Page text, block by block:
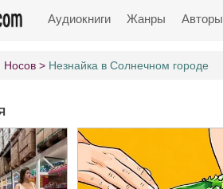
Аудиокниги Жанры Авторы
Носов Незнайка в Солнечном городе